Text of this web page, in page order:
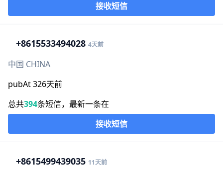
接收短信
+8615533494028 4天前
中国 CHINA
pubAt 326天前
总共394条短信，最新一条在
接收短信
+8615499439035 11天前